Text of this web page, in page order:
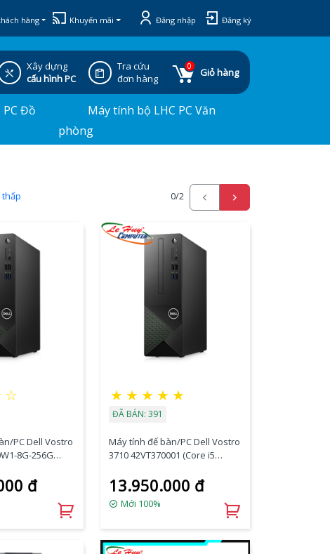
hàng Khuyến mãi Đăng nhập Đăng ký
Xây dựng
cấu hình PC
Tra cứu
đơn hàng
0
Giỏ hàng
Đồ
Máy tính bộ LHC PC Văn
phòng
0/2
☆
PC Dell Vostro
8G-256G
Wifi +
11 Home)
đ
★ ★ ★ ★ ★
ĐÃ BÁN: 391
Máy tính để bàn/PC Dell Vostro
3710 42VT370001 (Core i5
SSD/ Intel UHD Graphics/
Windows 11 Home)
13.950.000 đ
Mới 100%